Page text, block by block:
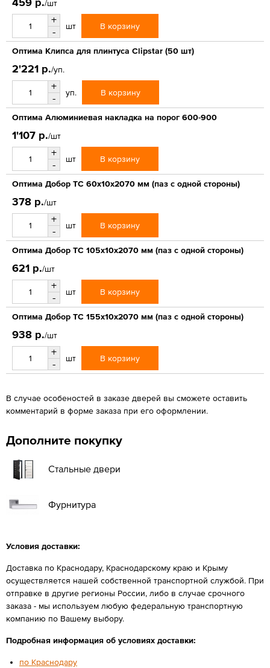
/шт
+
-
шт В корзину
Оптима Клипса для плинтуса Clipstar (50 шт)
2'221 р./уп.
+
-
уп. В корзину
Оптима Алюминиевая накладка на порог 600-900
1'107 р./шт
+
-
шт В корзину
Оптима Добор ТС 60х10х2070 мм (паз с одной стороны)
378 р./шт
+
-
шт В корзину
Оптима Добор ТС 105х10х2070 мм (паз с одной стороны)
621 р./шт
+
-
шт В корзину
Оптима Добор ТС 155х10х2070 мм (паз с одной стороны)
938 р./шт
+
-
шт В корзину
В случае особеностей в заказе дверей вы сможете оставить
комментарий в форме заказа при его оформлении.
Дополните покупку
Стальные двери
Фурнитура
Условия доставки:
Доставка по Краснодару, Краснодарскому краю и Крыму
осуществляется нашей собственной транспортной службой. При
отправке в другие регионы России, либо в случае срочного
заказа - мы используем любую федеральную транспортную
компанию по Вашему выбору.
Подробная информация об условиях доставки:
по Краснодару